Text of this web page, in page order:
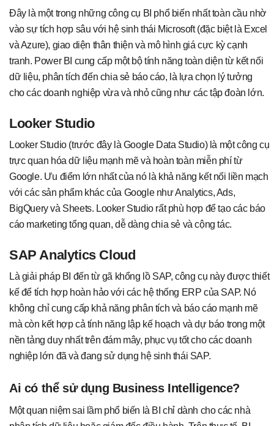
Đây là một trong những công cụ BI phổ biến nhất toàn cầu nhờ
vào sự tích hợp sâu với hệ sinh thái Microsoft (đặc biệt là Excel
và Azure), giao diện thân thiện và mô hình giá cực kỳ cạnh
tranh. Power BI cung cấp một bộ tính năng toàn diện từ kết nối
dữ liệu, phân tích đến chia sẻ báo cáo, là lựa chọn lý tưởng
cho các doanh nghiệp vừa và nhỏ cũng như các tập đoàn lớn.
Looker Studio
Looker Studio (trước đây là Google Data Studio) là một công cụ
trực quan hóa dữ liệu mạnh mẽ và hoàn toàn miễn phí từ
Google. Ưu điểm lớn nhất của nó là khả năng kết nối liền mạch
với các sản phẩm khác của Google như Analytics, Ads,
BigQuery và Sheets. Looker Studio rất phù hợp để tạo các báo
cáo marketing tổng quan, dễ dàng chia sẻ và cộng tác.
SAP Analytics Cloud
Là giải pháp BI đến từ gã khổng lồ SAP, công cụ này được thiết
kế để tích hợp hoàn hảo với các hệ thống ERP của SAP. Nó
không chỉ cung cấp khả năng phân tích và báo cáo mạnh mẽ
mà còn kết hợp cả tính năng lập kế hoạch và dự báo trong một
nền tảng duy nhất trên đám mây, phục vụ tốt cho các doanh
nghiệp lớn đã và đang sử dụng hệ sinh thái SAP.
Ai có thể sử dụng Business Intelligence?
Một quan niệm sai lầm phổ biến là BI chỉ dành cho các nhà